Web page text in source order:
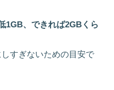
1GB、できれば2GBくら
すぎないための目安で